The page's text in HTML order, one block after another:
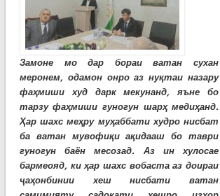
Замоне мо дар бораи ватан сухан
меронем, одамон онро аз нуқтаи назару
фаҳмиши худ дарк мекунанд, яъне бо
тарзу фаҳмиши гуногун шарҳ медиҳанд.
Ҳар шахс меҳру муҳаббати худро нисбат
ба ватан мувофиқи ақидааш бо таври
гуногун баён месозад. Аз ин хулосае
бармеояд, ки ҳар шахс вобаста аз доираи
ҷаҳонбинии хеш нисбати ватан